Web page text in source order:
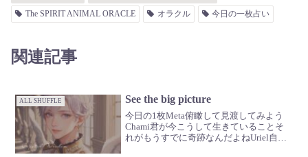
The SPIRIT ANIMAL ORACLE
オラクル 今日の一枚占い
関連記事
ALL SHUFFLE See the big picture
今日の1枚Meta俯瞰して見渡してみよう
Chami君が今こうして生きていることそ
れがもうすでに奇跡なんだよねUriel自分